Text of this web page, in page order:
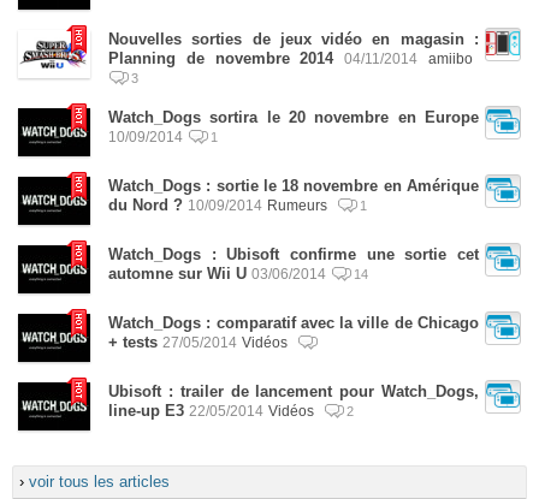
Nouvelles sorties de jeux vidéo en magasin :
Planning de novembre 2014
04/11/2014 amiibo
3
Watch_Dogs sortira le 20 novembre en Europe
10/09/2014 1
Watch_Dogs : sortie le 18 novembre en Amérique
du Nord ? 10/09/2014 Rumeurs 1
Watch_Dogs : Ubisoft confirme une sortie cet
automne sur Wii U 03/06/2014 14
Watch_Dogs : comparatif avec la ville de Chicago
+ tests 27/05/2014 Vidéos
Ubisoft : trailer de lancement pour Watch_Dogs,
line-up E3 22/05/2014 Vidéos 2
› voir tous les articles